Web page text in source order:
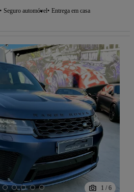
Seguro automóvel Entrega em casa
1 / 6